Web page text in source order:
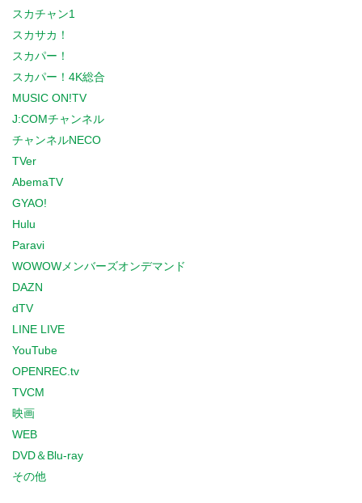
スカチャン1
スカサカ！
スカパー！
スカパー！4K総合
MUSIC ON!TV
J:COMチャンネル
チャンネルNECO
TVer
AbemaTV
GYAO!
Hulu
Paravi
WOWOWメンバーズオンデマンド
DAZN
dTV
LINE LIVE
YouTube
OPENREC.tv
TVCM
映画
WEB
DVD＆Blu-ray
その他